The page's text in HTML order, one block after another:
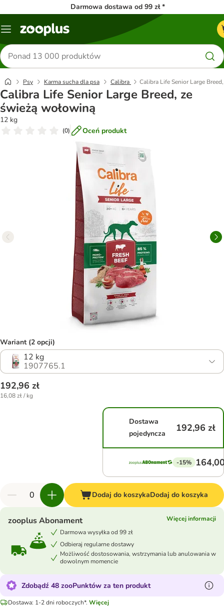
Darmowa dostawa od 99 zł *
Menu
Szukaj
produktów
Psy Karma sucha dla psa Calibra Calibra Life Senior Large
Calibra Life Senior Large Breed, ze
świeżą wołowiną
12 kg
(0) Oceń produkt
Wariant (2 opcji)
12 kg
1907765.1
192,96 zł
16,08 zł / kg
Dostawa
pojedyncza
192,96 zł
-15%
Dodaj do koszykaDodaj do koszyka
zooplus Abonament
Więcej informacji
Darmowa wysyłka od 99 zł
Odbieraj regularne dostawy
Możliwość dostosowania, wstrzymania lub anulowania w
dowolnym momencie
Zdobądź 48 zooPunktów za ten produkt
Dostawa: 1-2 dni roboczych*. Więcej